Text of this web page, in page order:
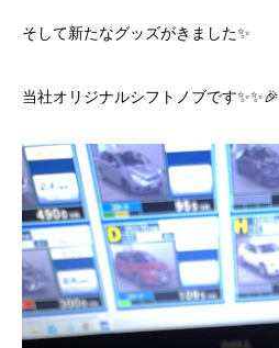
そして新たなグッズがきました✨
当社オリジナルシフトノブです✨✨🎉